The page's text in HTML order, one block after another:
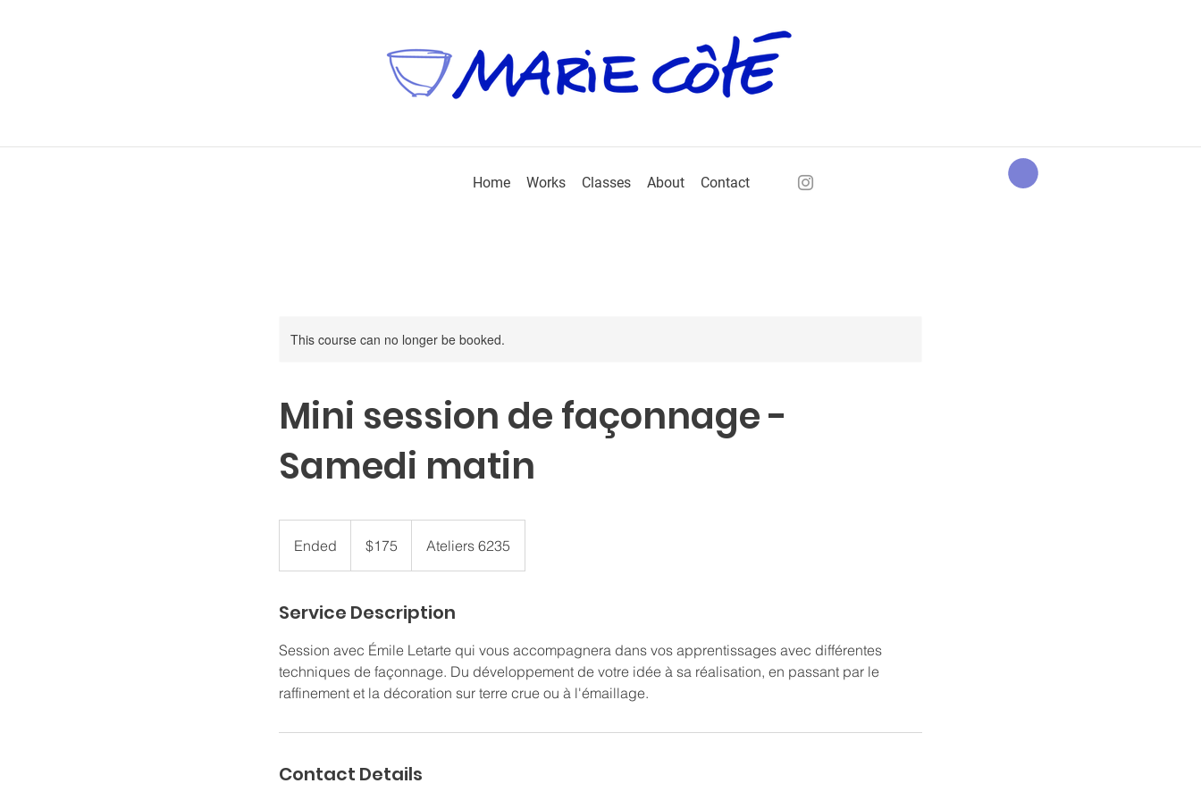
Home Works Classes About Contact
This course can no longer be booked.
Mini session de façonnage -
Samedi matin
Ended
n
e
dollars$175 Ateliers 6235
Service Description
Session avec Émile Letarte qui vous accompagnera dans vos apprentissages avec différentes
techniques de façonnage. Du développement de votre idée à sa réalisation, en passant par le
Contact Details